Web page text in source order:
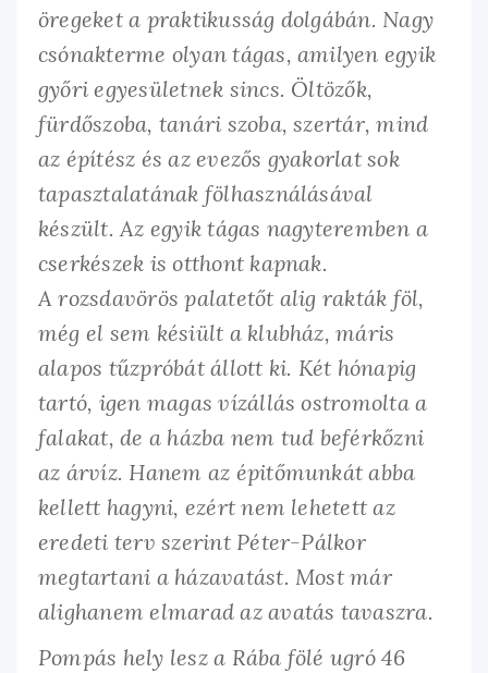
öregeket a praktikusság dolgábán. Nagy
csónakterme olyan tágas, amilyen egyik
győri egyesületnek sincs. Öltözők,
fürdőszoba, tanári szoba, szertár, mind
az építész és az evezős gyakorlat sok
tapasztalatának fölhasználásával
készült. Az egyik tágas nagyteremben a
cserkészek is otthont kapnak.
A rozsdavörös palatetőt alig rakták föl,
még el sem késiült a klubház, máris
alapos tűzpróbát állott ki. Két hónapig
tartó, igen magas vízállás ostromolta a
falakat, de a házba nem tud beférkőzni
az árvíz. Hanem az épitőmunkát abba
kellett hagyni, ezért nem lehetett az
eredeti terv szerint Péter-Pálkor
megtartani a házavatást. Most már
alighanem elmarad az avatás tavaszra.
Pompás hely lesz a Rába fölé ugró 46